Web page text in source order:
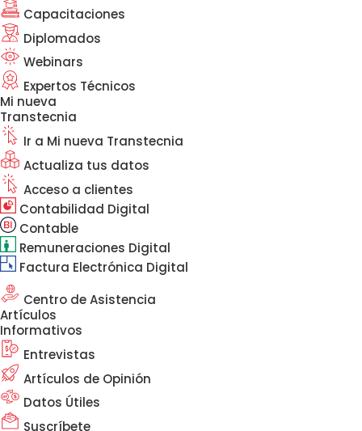
Capacitaciones
Diplomados
Webinars
Expertos Técnicos
Mi nueva
Transtecnia
Ir a Mi nueva Transtecnia
Actualiza tus datos
Acceso a clientes
Contabilidad Digital
Contable
Remuneraciones Digital
Factura Electrónica Digital
Centro de Asistencia
Artículos
Informativos
Entrevistas
Artículos de Opinión
Datos Útiles
Suscríbete